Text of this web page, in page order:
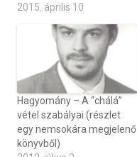
2015. április 10
Hagyomány – A “chálá”
vétel szabályai (részlet
egy nemsokára megjelenő
könyvből)